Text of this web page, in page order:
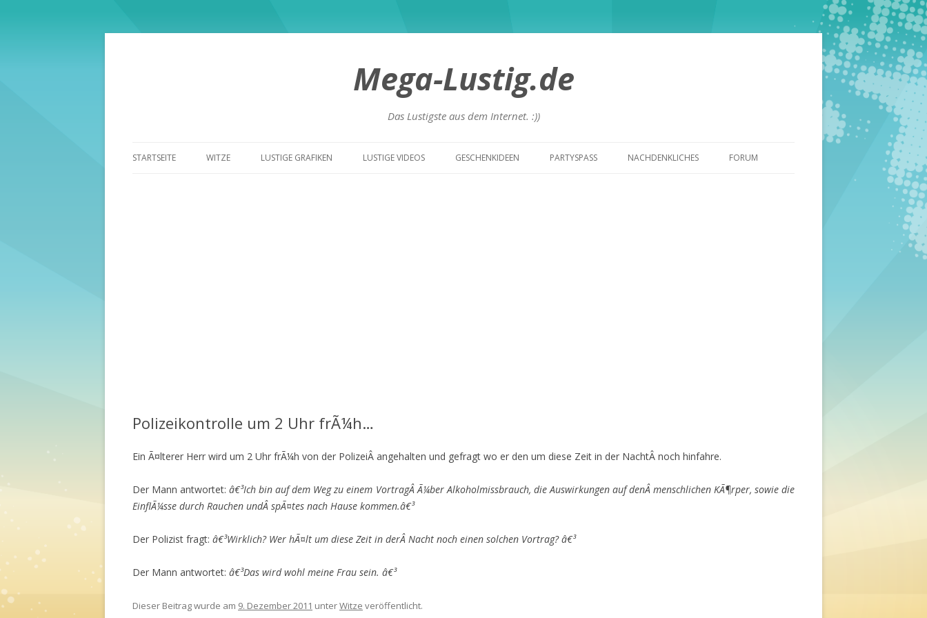
Mega-Lustig.de
Das Lustigste aus dem Internet. :))
Inhalt
STARTSEITE WITZE LUSTIGE GRAFIKEN LUSTIGE VIDEOS GESCHENKIDEEN PARTYSPASS NACHDENKLICHES FORUM
Polizeikontrolle um 2 Uhr frÃ¼h…
Ein Ã¤lterer Herr wird um 2 Uhr frÃ¼h von der PolizeiÂ angehalten und gefragt wo er den um diese Zeit in der NachtÂ noch hinfahre.
Der Mann antwortet:â€³Ich bin auf dem Weg zu einem VortragÂ Ã¼ber Alkoholmissbrauch, die Auswirkungen auf denÂ menschlichen KÃ¶rper, sowie die
EinflÃ¼sse durch Rauchen undÂ spÃ¤tes nach Hause kommen.â€³
Der Polizist fragt: â€³Wirklich? Wer hÃ¤lt um diese Zeit in derÂ Nacht noch einen solchen Vortrag? â€³
Der Mann antwortet: â€³Das wird wohl meine Frau sein. â€³
Dieser Beitrag wurde am 9. Dezember 2011 unterWitze veröffentlicht.